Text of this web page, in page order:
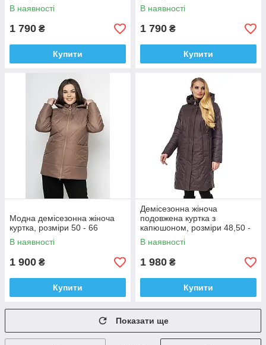
В наявності
1 790 ₴
Купити
В наявності
1 790 ₴
Купити
Модна демісезонна жіноча
куртка, розміри 50 - 66
В наявності
1 900 ₴
Купити
Демісезонна жіноча
подовжена куртка з
капюшоном, розміри 48,50 -
66
В наявності
1 980 ₴
Купити
Показати ще